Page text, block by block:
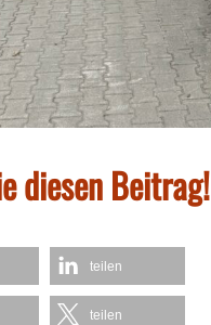
diesen Beitrag!
teilen
teilen